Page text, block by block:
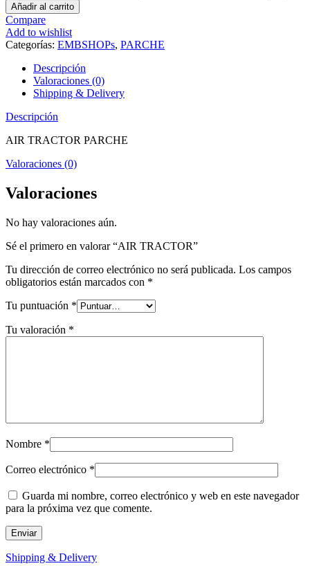
Añadir al carrito
Compare
Add to wishlist
Categorías: EMBSHOPs, PARCHE
Descripción
Valoraciones (0)
Shipping & Delivery
Descripción
AIR TRACTOR PARCHE
Valoraciones (0)
Valoraciones
No hay valoraciones aún.
Sé el primero en valorar “AIR TRACTOR”
Tu dirección de correo electrónico no será publicada. Los campos
obligatorios están marcados con *
Tu puntuación *
Tu valoración *
Nombre *
Correo electrónico *
Guarda mi nombre, correo electrónico y web en este navegador
para la próxima vez que comente.
Shipping & Delivery